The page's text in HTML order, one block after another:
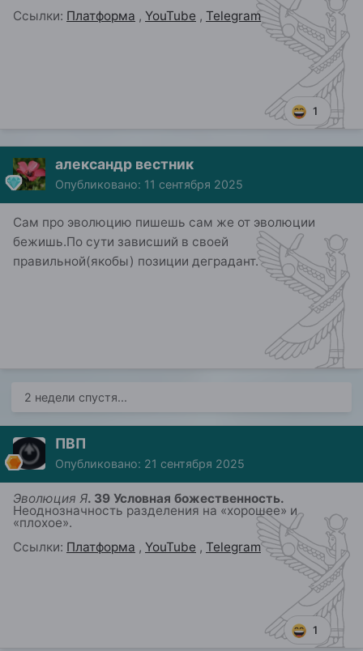
Ссылки: Платформа , YouTube , Telegram
1
александр вестник
Опубликовано: 11 сентября 2025
Сам про эволюцию пишешь сам же от эволюции
бежишь.По сути зависший в своей
правильной(якобы) позиции деградант.
2 недели спустя...
ПВП
Опубликовано: 21 сентября 2025
Эволюция Я. 39 Условная божественность.
Неоднозначность разделения на «хорошее» и
«плохое».
Ссылки: Платформа , YouTube , Telegram
1